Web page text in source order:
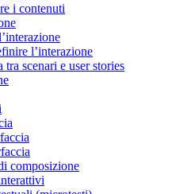
i contenuti
l’interazione
scenari e user stories
composizione